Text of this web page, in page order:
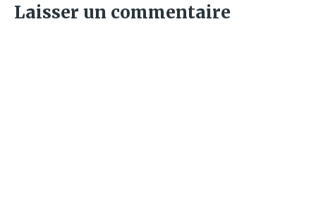
Laisser un commentaire